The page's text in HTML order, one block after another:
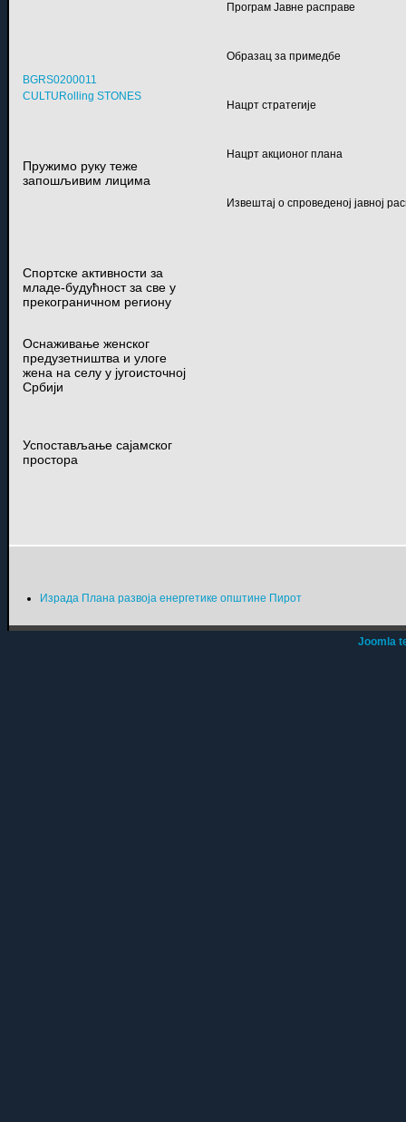
Програм Јавне расправе
Образац за примедбе
Нацрт стратегије
Нацрт акционог плана
Извештај о спроведеној јавној
BGRS0200011
CULTURolling STONES
Пружимо руку теже
запошљивим лицима
Спортске активности за
младе-будућност за све у
прекограничном региону
Оснаживање женског
предузетништва и улоге
жена на селу у југоисточној
Србији
Успостављање сајамског
простора
Израда Плана развоја енергетике општине Пирот
Joomla